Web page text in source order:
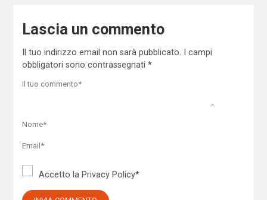
Lascia un commento
Il tuo indirizzo email non sarà pubblicato.
I campi
obbligatori sono contrassegnati *
Accetto la Privacy Policy*